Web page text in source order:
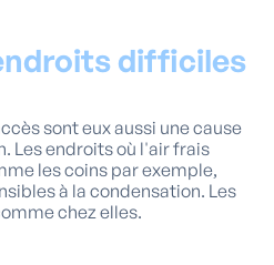
difficiles
sont eux aussi une cause
Les endroits où l'air frais
les coins par exemple,
à la condensation. Les
chez elles.